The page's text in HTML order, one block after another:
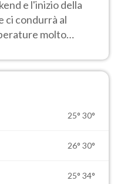
e l'inizio della
ci condurrà al
molto
25° 30°
26° 30°
25° 34°